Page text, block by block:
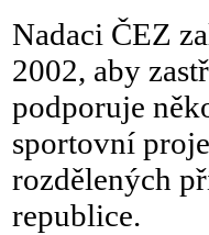
Nadaci ČEZ
2002, aby
podporuje
sportovní
rozdělených
republice.